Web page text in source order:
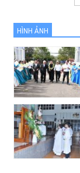
HÌNH ẢNH